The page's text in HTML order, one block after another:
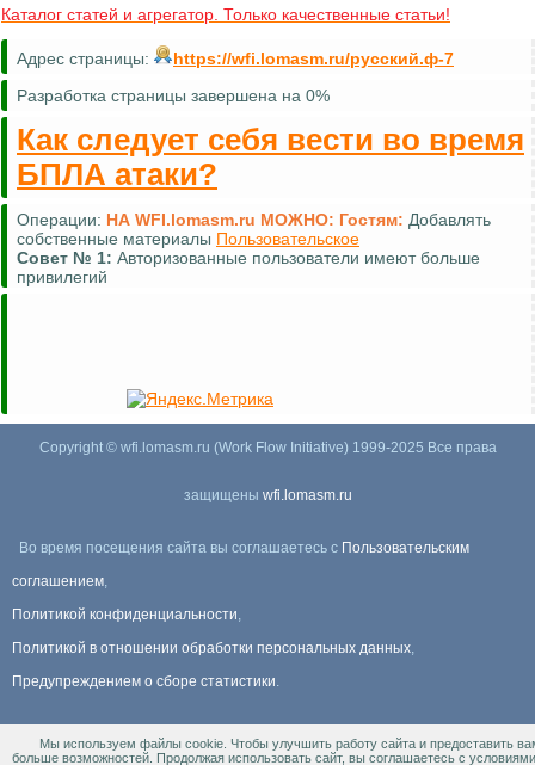
Каталог статей и агрегатор. Только качественные статьи!
Адрес страницы:
https://wfi.lomasm.ru/русский.ф-7
Разработка страницы завершена на 0%
Как следует себя вести во время
БПЛА атаки?
Операции: НА WFI.lomasm.ru МОЖНО: Гостям:
Комментировать (почти везде)
Совет № 2: Для удобной навигации используйтекарту сайта
Copyright © wfi.lomasm.ru (Work Flow Initiative) 1999-2025 Все права
защищены wfi.lomasm.ru
Во время посещения сайта вы соглашаетесь с Пользовательским
соглашением,
Политикой конфиденциальности,
Политикой в отношении обработки персональных данных,
Предупреждением о сборе статистики.
Информация Для правообладателей.
Мы используем файлы cookie. Чтобы улучшить работу сайта и предоставить
больше возможностей. Продолжая использовать сайт, вы соглашаетесь с условиями